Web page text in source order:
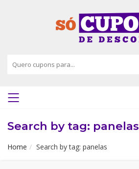
Search by tag: panelas
Home Search by tag: panelas